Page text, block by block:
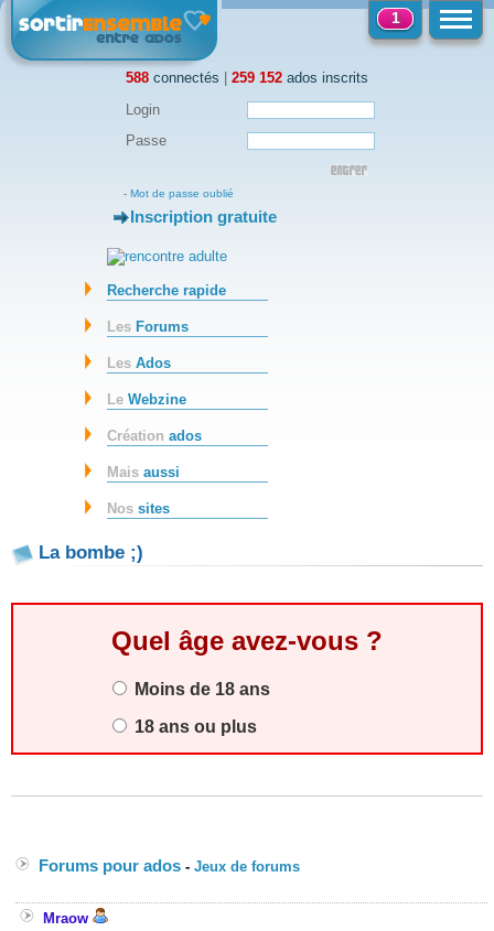
588 connectés | 259 152 ados inscrits
1
Login
Passe
- Mot de passe oublié
-Inscription gratuite
Recherche rapide
Les Forums
LesAdos
LeWebzine
Créationados
Maisaussi
Nossites
La bombe ;)
Quel âge avez-vous ?
Moins de 18 ans
18 ans ou plus
Forums pour ados - Jeux de forums
Mraow